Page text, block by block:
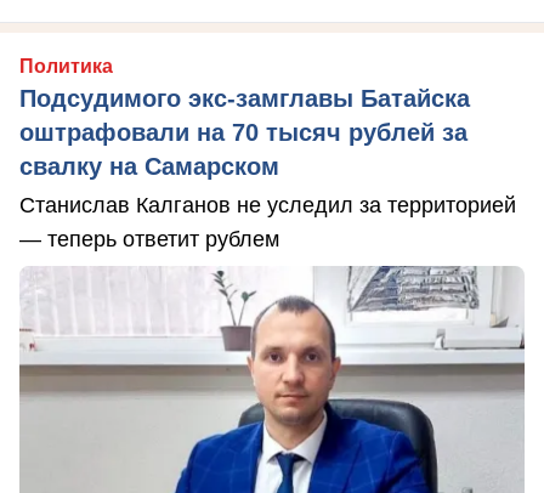
Политика
Подсудимого экс-замглавы Батайска
оштрафовали на 70 тысяч рублей за
свалку на Самарском
Станислав Калганов не уследил за территорией
— теперь ответит рублем